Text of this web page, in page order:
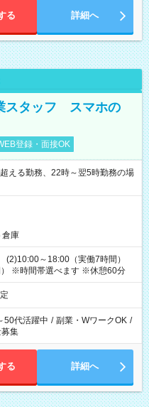
る 詳細へ
スタッフ スマホの
登録・面接OK
る勤務、22時～翌5時勤務の場
倉庫
(2)10:00～18:00（実働7時間）
※時間帯選べます ※休憩60分
50代活躍中 / 副業・WワークOK /
集
る 詳細へ